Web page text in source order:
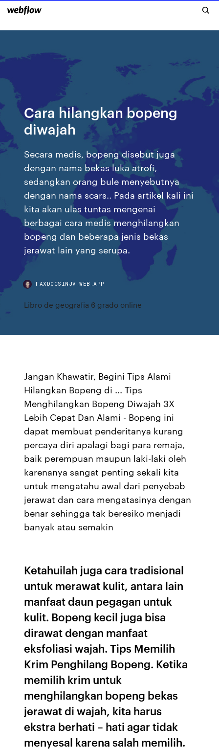
Cara hilangkan bopeng
diwajah
Secara medis, bopeng disebut juga
dengan nama bekas luka atrofi,
sedangkan orang bule menyebutnya
dengan nama scars.. Pada artikel kali ini
kita akan ulas tuntas mengenai
berbagai cara medis menghilangkan
bopeng dan beberapa jenis bekas
jerawat lain yang serupa.
FAXDOCSINJV.WEB.APP
Libro de geografia 6 grado online
Jangan Khawatir, Begini Tips Alami
Hilangkan Bopeng di ... Tips
Menghilangkan Bopeng Diwajah 3X
Lebih Cepat Dan Alami - Bopeng ini
dapat membuat penderitanya kurang
percaya diri apalagi bagi para remaja,
baik perempuan maupun laki-laki oleh
karenanya sangat penting sekali kita
untuk mengatahu awal dari penyebab
jerawat dan cara mengatasinya dengan
benar sehingga tak beresiko menjadi
banyak atau semakin
Ketahuilah juga cara tradisional
untuk merawat kulit, antara lain
manfaat daun pegagan untuk
kulit. Bopeng kecil juga bisa
dirawat dengan manfaat
eksfoliasi wajah. Tips Memilih
Krim Penghilang Bopeng. Ketika
memilih krim untuk
menghilangkan bopeng bekas
jerawat di wajah, kita harus
ekstra berhati – hati agar tidak
menyesal karena salah memilih.